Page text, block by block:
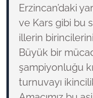
Erzincan’daki
ve Kars gibi bu
illerin
Büyük bir
şampiyonluğu
turnuvayı